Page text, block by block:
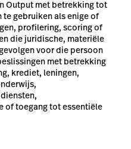
Output met betrekking tot
gebruiken als enige of
profilering, scoring of
die juridische, materiële
voor die persoon
met betrekking
krediet, leningen,
of toegang tot essentiële